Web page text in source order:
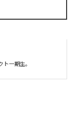
一期生。